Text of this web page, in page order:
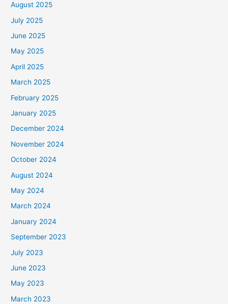
August 2025
July 2025
June 2025
May 2025
April 2025
March 2025
February 2025
January 2025
December 2024
November 2024
October 2024
August 2024
May 2024
March 2024
January 2024
September 2023
July 2023
June 2023
May 2023
March 2023